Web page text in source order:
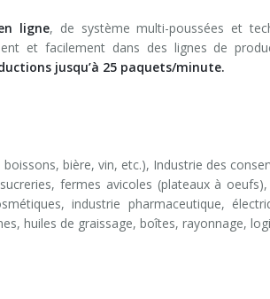
ligne, de système multi-poussées et
et facilement dans des lignes de
jusqu’à 25 paquets/minute.
bière, vin, etc.), Industrie des
fermes avicoles (plateaux à
industrie pharmaceutique,
huiles de graissage, boîtes, rayonnage,